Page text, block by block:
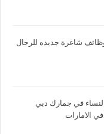
شاغرة جديده للرجال
في جمارك دبي